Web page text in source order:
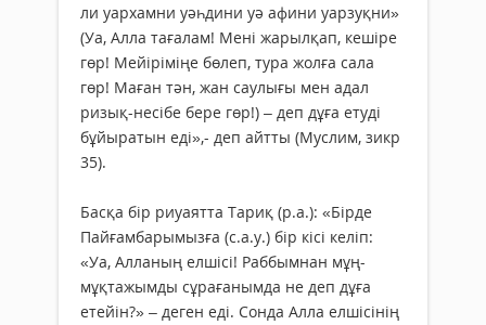
ли уархамни уәһдини уә афини уарзуқни»
(Уа, Алла тағалам! Мені жарылқап, кешіре
гөр! Мейіріміңе бөлеп, тура жолға сала
гөр! Маған тән, жан саулығы мен адал
ризық-несібе бере гөр!) – деп дұға етуді
бұйыратын еді»,- деп айтты (Муслим, зикр
35).
Басқа бір риуаятта Тариқ (р.а.): «Бірде
Пайғамбарымызға (с.а.у.) бір кісі келіп:
«Уа, Алланың елшісі! Раббымнан мұң-
мұқтажымды сұрағанымда не деп дұға
етейін?» – деген еді. Сонда Алла елшісінің